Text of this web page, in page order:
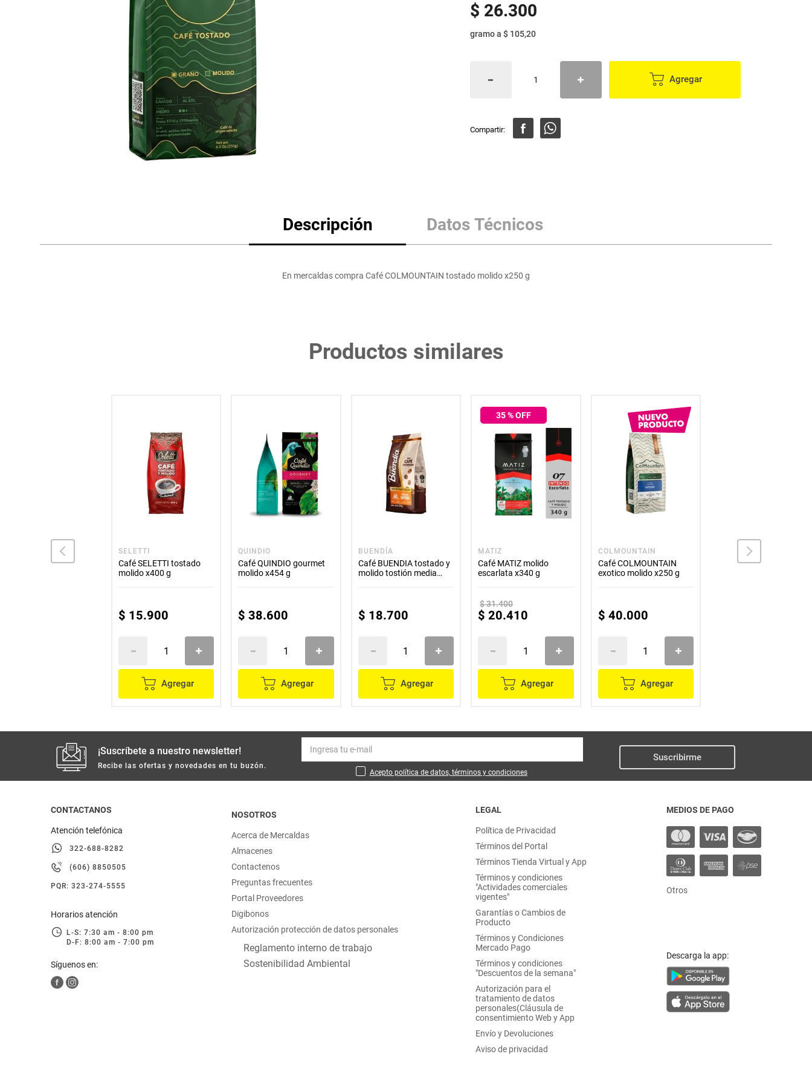
lácteos y refrigerados
otros
$ 26.300
gramoa $ 105,20
Agregar
Descripción Datos Técnicos
En mercaldas compra Café COLMOUNTAIN tostado molido x250 g
Productos similares
LA BASTILLA x2500
SELETTI
Café SELETTI tostado
molido x400 g
$ 15.900
Agregar
QUINDIO
Café QUINDIO gourmet
molido x454 g
$ 38.600
Agregar
BUENDÍA
Café BUENDIA tostado y
molido tostión media
$ 18.700
Agregar
35% OFF
MATIZ
Café MATIZ molido
escarlata x340 g
$31.400
$ 20.410
Agregar
COLMOUNTAIN
Café COLMOUNTAIN
exotico molido x250 g
$ 40.000
Agregar
CHINCHINA
Café CHINCHINA molido
¡Suscríbete a nuestro newsletter!
Recibe las ofertas y novedades en tu buzón.
Acepto política de datos, términos y condiciones
Suscribirme
CONTACTANOS
Atención telefónica
322-688-8282
(606) 8850505
PQR: 323-274-5555
Horarios atención
L-S: 7:30 am - 8:00 pm
D-F: 8:00 am - 7:00 pm
Síguenos en:
NOSOTROS
Acerca de Mercaldas
Almacenes
Contactenos
Preguntas frecuentes
Portal Proveedores
Digibonos
Autorización protección de datos personales
Reglamento interno de trabajo
Sostenibilidad Ambiental
LEGAL
Política de Privacidad
Términos del Portal
Términos Tienda Virtual y App
Términos y condiciones
"Actividades comerciales
vigentes"
Garantías o Cambios de
Producto
Términos y Condiciones
Mercado Pago
Términos y condiciones
"Descuentos de la semana"
Autorización para el
tratamiento de datos
personales(Cláusula de
consentimiento Web y App
Envío y Devoluciones
Aviso de privacidad
MEDIOS DE PAGO
Otros
Descarga la app:
Aceite